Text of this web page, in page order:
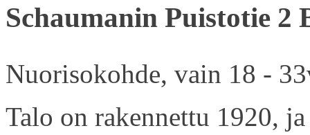
Schaumanin Puistotie 2
Nuorisokohde, vain 18 -
Talo on rakennettu 1920,